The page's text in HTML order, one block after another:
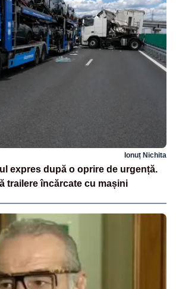
Ionuț Nichita
expres după o oprire de urgență.
trailere încărcate cu mașini